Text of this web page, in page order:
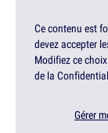
Ce contenu est
devez accepter
Modifiez ce
de la
Gérer